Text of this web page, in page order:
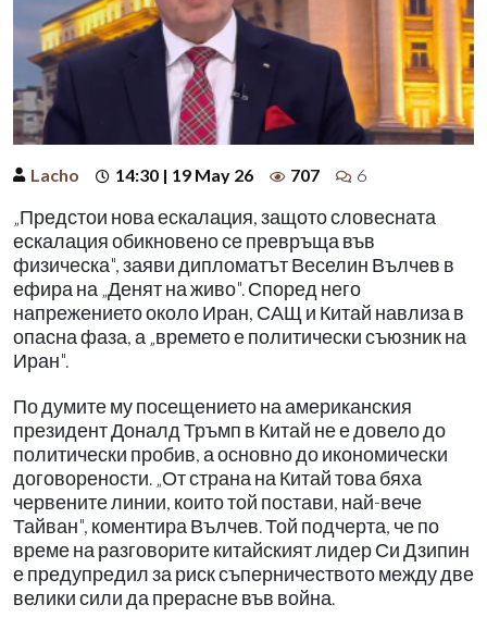
Lacho 14:30 | 19 May 26 707 6
„Предстои нова ескалация, защото словесната
ескалация обикновено се превръща във
физическа", заяви дипломатът Веселин Вълчев в
ефира на „Денят на живо". Според него
напрежението около Иран, САЩ и Китай навлиза в
опасна фаза, а „времето е политически съюзник на
Иран".
По думите му посещението на американския
президент Доналд Тръмп в Китай не е довело до
политически пробив, а основно до икономически
договорености. „От страна на Китай това бяха
червените линии, които той постави, най-вече
Тайван", коментира Вълчев. Той подчерта, че по
време на разговорите китайският лидер Си Дзипин
е предупредил за риск съперничеството между две
велики сили да прерасне във война.